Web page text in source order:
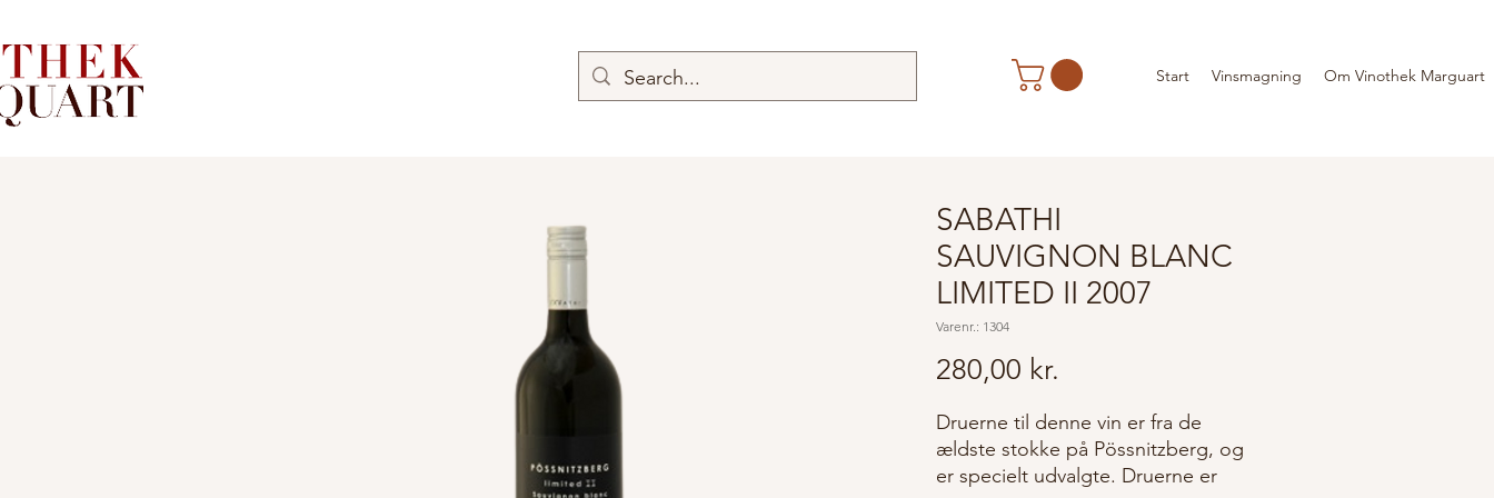
Start Vinsmagning Om Vinothek Marguart
SABATHI
SAUVIGNON BLANC
LIMITED II 2007
Varenr.: 1304
280,00 kr.
Druerne til denne vin er fra de
ældste stokke på Pössnitzberg, og
er specielt udvalgte. Druerne er